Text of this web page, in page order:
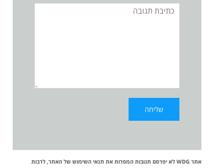
תגובה
אתר WDG לא יפרסם תגובות המפרות את תנאי השימוש של האתר, לרבות